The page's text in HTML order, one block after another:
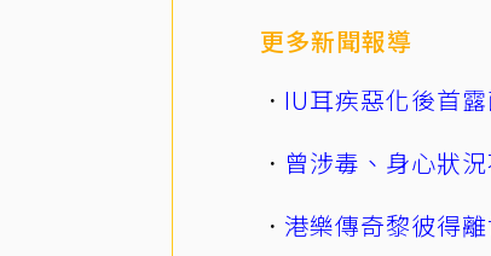
更多新聞報導
IU耳疾惡化後首
曾涉毒、身心狀
港樂傳奇黎彼得